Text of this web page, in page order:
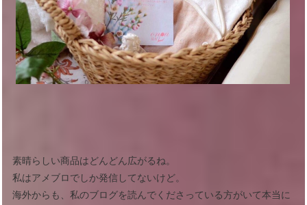
素晴らしい商品はどんどん広がるね。
私はアメブロでしか発信してないけど。
海外からも、私のブログを読んでくださっている方がいて本当に